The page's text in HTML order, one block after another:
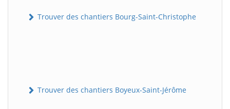
Trouver des chantiers Bourg-Saint-Christophe
Trouver des chantiers Boyeux-Saint-Jérôme